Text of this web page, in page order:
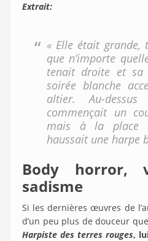
Extrait:
« Elle était grande,
que n’importe
tenait droite et sa
soirée blanche
altier. Au-
commençait un
mais à la place
haussait une harpe
Body horror,
sadisme
Si les dernières œuvres de
d’un peu plus de douceur
Harpiste des terres rouges,